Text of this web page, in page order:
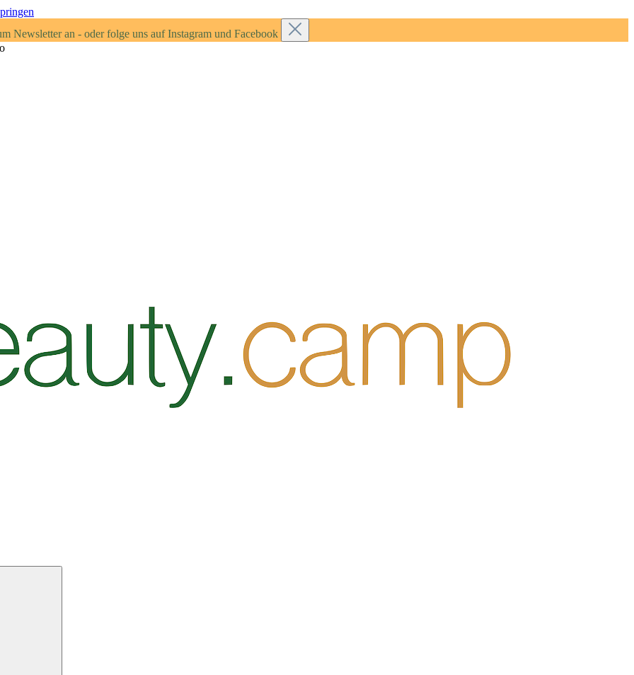
Newsletter an - oder folge uns auf Instagram und Facebook